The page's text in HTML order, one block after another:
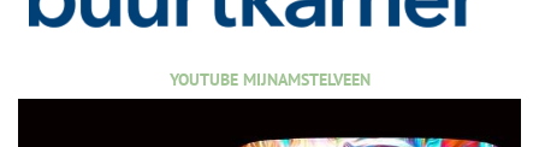
YOUTUBE MIJNAMSTELVEEN